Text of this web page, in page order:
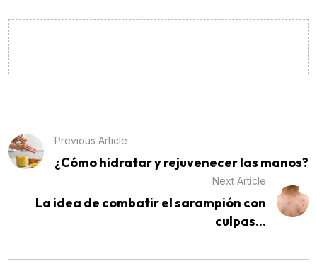
Previous Article
¿Cómo hidratar y rejuvenecer las manos?
Next Article
La idea de combatir el sarampión con
culpas...